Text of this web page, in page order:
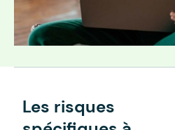
Les risques